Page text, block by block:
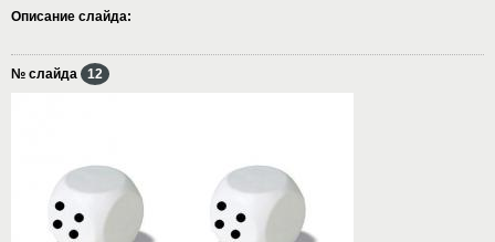
Описание слайда:
№ слайда 12